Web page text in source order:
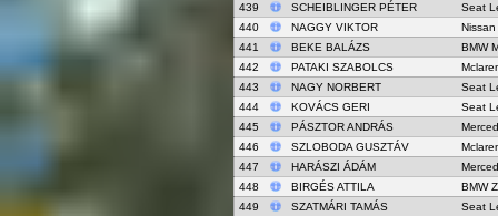
439
SCHEIBLINGER PÉTER
Seat
440
NAGGY VIKTOR
Nissan
441
BEKE BALÁZS
BMW
442
PATAKI SZABOLCS
443
NAGY NORBERT
Seat
444
KOVÁCS GERI
Seat
445
PÁSZTOR ANDRÁS
446
SZLOBODA GUSZTÁV
447
HARÁSZI ÁDÁM
448
BIRGÉS ATTILA
BMW
449
SZATMÁRI TAMÁS
Seat